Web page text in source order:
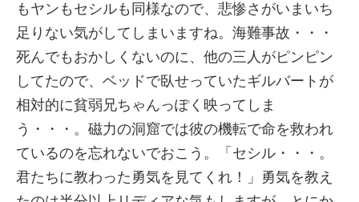
もヤンもセシルも同様なので、悲惨さがいまいち
足りない気がしてしまいますね。海難事故・・・
死んでもおかしくないのに、他の三人がピンピン
してたので、ベッドで臥せっていたギルバートが
相対的に貧弱兄ちゃんっぽく映ってしま
う・・・。磁力の洞窟では彼の機転で命を救われ
ているのを忘れないでおこう。「セシル・・・。
君たちに教わった勇気を見てくれ！」勇気を教え